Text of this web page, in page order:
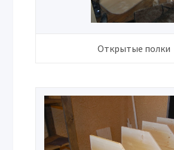
Открытые полки